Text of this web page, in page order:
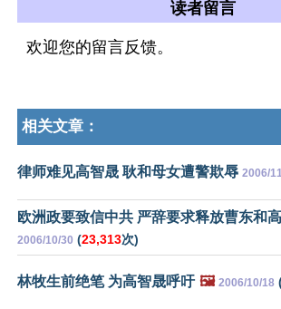
读者留言
欢迎您的留言反馈。
相关文章：
律师难见高智晟 耿和母女遭警欺辱 2006/
欧洲政要致信中共 严辞要求释放曹东和
2006/10/30 (23,313次)
林牧生前绝笔 为高智晟呼吁 🖼️ 2006/10/18